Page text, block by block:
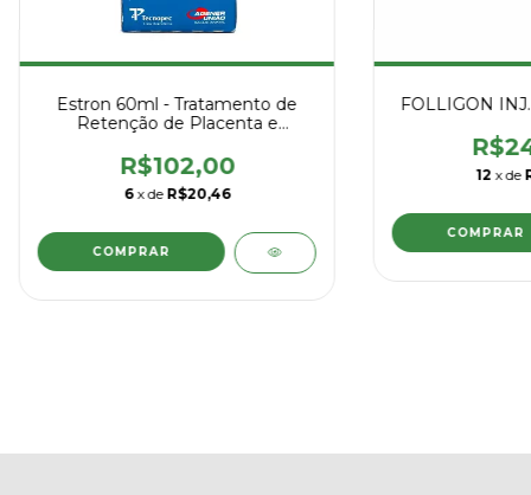
Estron 60ml - Tratamento de
Retenção de Placenta e
R$102,00
6 x de R$20,46
FOLLIGON
12 x de